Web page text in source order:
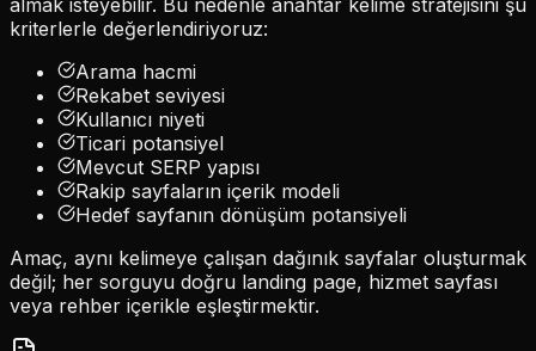
almak isteyebilir. Bu nedenle anahtar kelime stratejisini şu
kriterlerle değerlendiriyoruz:
Arama hacmi
Rekabet seviyesi
Kullanıcı niyeti
Ticari potansiyel
Mevcut SERP yapısı
Rakip sayfaların içerik modeli
Hedef sayfanın dönüşüm potansiyeli
Amaç, aynı kelimeye çalışan dağınık sayfalar oluşturmak
değil; her sorguyu doğru landing page, hizmet sayfası
veya rehber içerikle eşleştirmektir.